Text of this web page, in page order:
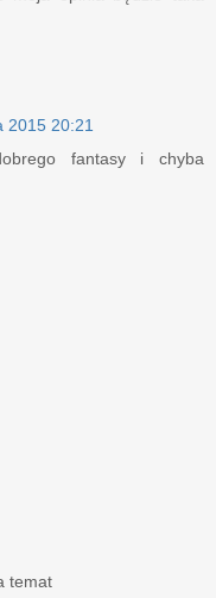
2015 20:21
fantasy i chyba
temat